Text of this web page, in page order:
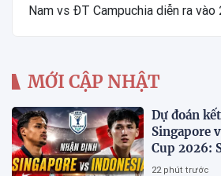
Nam vs ĐT Campuchia diễn ra vào
MỚI CẬP NHẬT
Dự đoán
Singapore
Cup 2026:
định bóng
22 phút trước